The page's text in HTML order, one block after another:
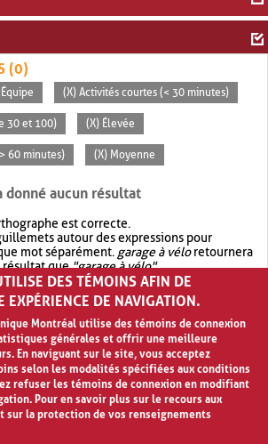
(0)
(X) Activités courtes (< 30 minutes)
30 et 100) (X) Élevée
60 minutes) (X) Moyenne
donné aucun résultat
est correcte.
autour des expressions pour
mot séparément. garage à véloretournera
résultat que"garage à vélo".
votre recherche avec OR.garage OR vélo
plus de résultat quegarage à vélo
DES TÉMOINS AFIN DE
EXPÉRIENCE DE NAVIGATION.
Montréal utilise des témoins de connexion
générales et offrir une meilleure
En naviguant sur le site, vous acceptez
selon les modalités spécifiées aux conditions
refuser les témoins de connexion en modifiant
Pour en savoir plus sur le recours aux
sur la protection de vos renseignements